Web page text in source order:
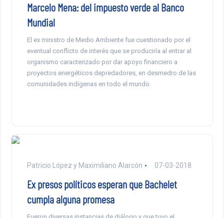
Marcelo Mena: del impuesto verde al Banco
Mundial
El ex ministro de Medio Ambiente fue cuestionado por el
eventual conflicto de interés que se produciría al entrar al
organismo caracterizado por dar apoyo financiero a
proyectos energéticos depredadores, en desmedro de las
comunidades indígenas en todo el mundo.
Patricio López y Maximiliano Alarcón 07-03-2018
Ex presos políticos esperan que Bachelet
cumpla alguna promesa